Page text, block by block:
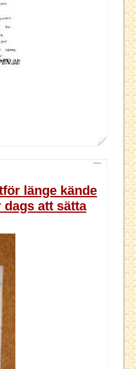
länge kände
dags att sätta